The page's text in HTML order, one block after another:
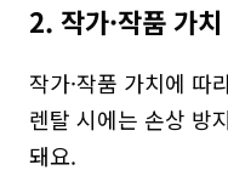
2. 작가·작품 가치
작가·작품 가치에 따
렌탈 시에는 손상 방
돼요.